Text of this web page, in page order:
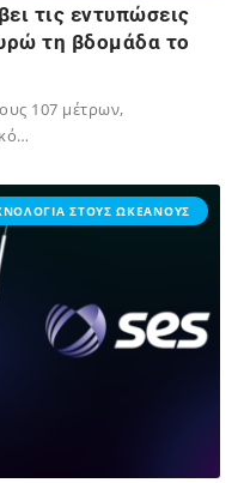
τις εντυπώσεις
τη βδομάδα το
107 μέτρων,
ΣΤΟΥΣ ΩΚΕΑΝΟΥΣ